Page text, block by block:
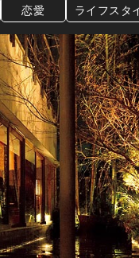
恋愛 ライフスタ